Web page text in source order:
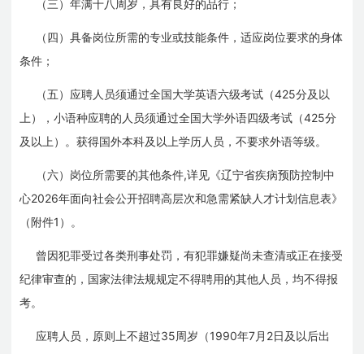
（三）年满十八周岁，具有良好的品行；
（四）具备岗位所需的专业或技能条件，适应岗位要求的身体
条件；
（五）应聘人员须通过全国大学英语六级考试（425分及以
上），小语种应聘的人员须通过全国大学外语四级考试（425分
及以上）。获得国外本科及以上学历人员，不要求外语等级。
（六）岗位所需要的其他条件,详见《辽宁省疾病预防控制中
心2026年面向社会公开招聘高层次和急需紧缺人才计划信息表》
（附件1 ）。
曾因犯罪受过各类刑事处罚，有犯罪嫌疑尚未查清或正在接受
纪律审查的，国家法律法规规定不得聘用的其他人员，均不得报
考。
应聘人员，原则上不超过35 周岁（ 1990年7 月 2日 及以后出